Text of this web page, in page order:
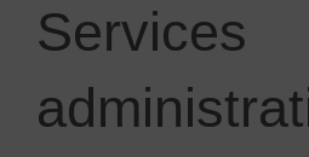
Services